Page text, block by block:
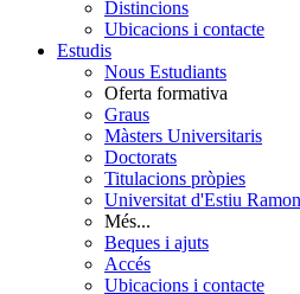
Distincions
Ubicacions i contacte
Estudis
Nous Estudiants
Oferta formativa
Graus
Màsters Universitaris
Doctorats
Titulacions pròpies
Universitat d'Estiu
Més...
Beques i ajuts
Accés
Ubicacions i contacte